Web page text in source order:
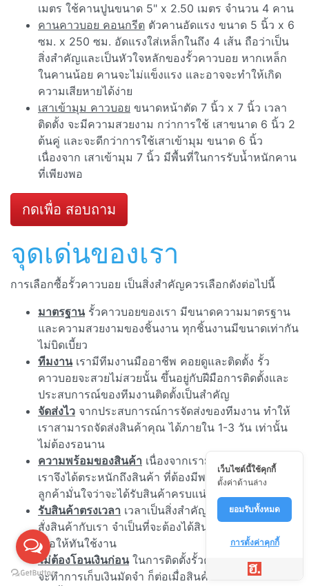
เมตร ใช้คานปูนขนาด 5" x 2.50 เมตร จำนวน 4 คาน
คานคาวบอย คอนกรีต ตัวคานอัดแรง ขนาด 5 นิ้ว x 6
ซม. x 250 ซม. อัดแรงใส่เหล็กในถึง 4 เส้น ถือว่าเป็น
สิ่งสำคัญและเป็นหัวใจหลักของรั้วคาวบอย หากเหล็ก
ในคานน้อย คานจะไม่แข็งแรง และอาจจะทำให้เกิด
ความเสียหายได้ง่าย
เสาเข้ามุม คาวบอย ขนาดหน้าตัด 7 นิ้ว x 7 นิ้ว เวลา
ติดตั้ง จะมีความสวยงาม กว่าการใช้ เสาขนาด 6 นิ้ว 2
ต้นคู่ และจะดีกว่าการใช้เสาเข้ามุม ขนาด 6 นิ้ว
เนื่องจาก เสาเข้ามุม 7 นิ้ว มีพื้นที่ในการรับน้ำหนักคาน
ที่เพียงพอ
กดเพื่อ สอบถาม
จุดเด่นของเรา
การเลือกซื้อรั้วคาวบอย เป็นสิ่งสำคัญควรเลือกดังต่อไปนี้
มาตรฐานรั้วคาวบอยของเรา มีขนาดความมาตรฐาน
และความสวยงามของชิ้นงาน ทุกชิ้นงานมีขนาดเท่ากัน
ไม่บิดเบี้ยว
ทีมงานเรามีทีมงานมืออาชีพ คอยดูและติดตั้ง รั้ว
คาวบอยจะสวยไม่สวยนั้น ขึ้นอยู่กับฝีมือการติดตั้งและ
ประสบการณ์ของทีมงานติดตั้งเป็นสำคัญ
จัดส่งไว จากประสบการณ์การจัดส่งของทีมงาน ทำให้
เราสามารถจัดส่งสินค้าคุณ ได้ภายใน 1-3 วัน เท่านั้น
ไม่ต้องรอนาน
ความพร้อมของสินค้า เนื่องจากเรามีลูกค้าจำนวนมาก
เราจึงได้ตระหนักถึงสินค้า ที่ต้องมีพร้อมจัดส่ง เพื่อให้
ลูกค้ามั่นใจว่าจะได้รับสินค้าครบแน่นอน
รับสินค้าตรงเวลา เวลาเป็นสิ่งสำคัญ หากลูกค้า ทำการ
สั่งสินค้ากับเรา จำเป็นที่จะต้องได้สินค้าตรงตามเวลา
เพื่อให้ทันใช้งาน
ไม่ต้องโอนเงินก่อนในการติดตั้งรั้วคาวบอยนั้น ทางเรา
จะทำการเก็บเงินมัดจำ ก็ต่อเมื่อสินค้าถึงหน้างานแล้ว
เว็บไซต์นี้ใช้คุกกี้
ตั้งค่าด้านล่าง
ยอมรับทั้งหมด
การตั้งค่าคุกกี้